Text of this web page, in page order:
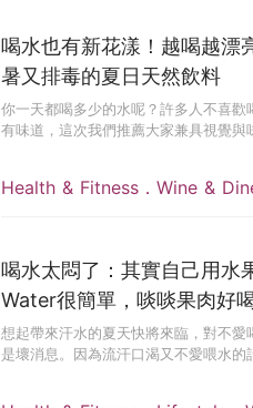
Health & Fitness．Wine &
喝水也有新花漾！越喝越漂
暑又排毒的夏日天然飲料
你一天都喝多少的水呢？許多人不喜歡
有味道，這次我們推薦大家兼具視覺與
喝水太悶了：其實自己用水
Water很簡單，啖啖果肉好
想起帶來汗水的夏天快將來臨，對不愛
是壞消息。因為流汗口渴又不愛喂水的